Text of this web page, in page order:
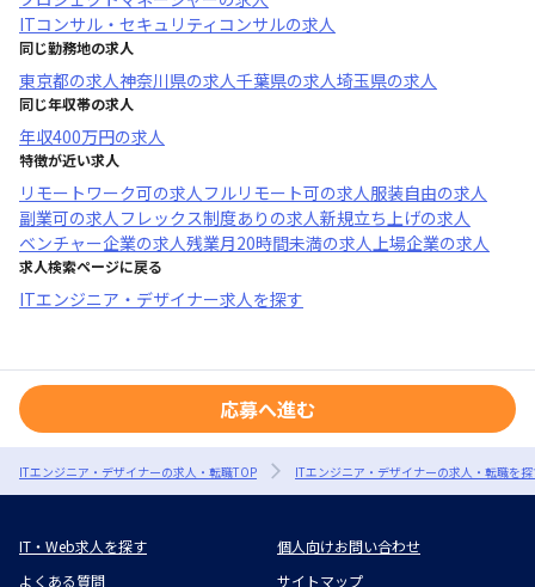
ITコンサル・セキュリティコンサルの求人
同じ勤務地の求人
東京都の求人神奈川県の求人千葉県の求人埼玉県の求人
同じ年収帯の求人
年収400万円の求人
特徴が近い求人
リモートワーク可の求人フルリモート可の求人服装自由の求人
副業可の求人フレックス制度あり の求人新規立ち上げの求人
ベンチャー企業の求人残業月20時間未満の求人上場企業の求人
求人検索ページに戻る
ITエンジニア・デザイナー求人を探す
応募へ進む
ITエンジニア・デザイナーの求人・転職TOP ITエンジニア・デザイナーの求人・転職を
IT・Web求人を探す
個人向けお問い合わせ
よくある質問
サイトマップ